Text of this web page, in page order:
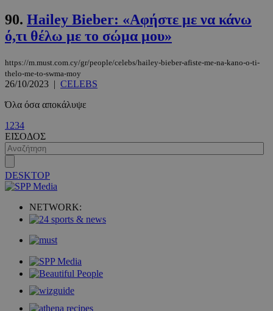
90. Hailey Bieber: «Αφήστε με να κάνω
ό,τι θέλω με το σώμα μου»
https://m.must.com.cy/gr/people/celebs/hailey-bieber-afiste-me-na-kano-o-ti-
thelo-me-to-swma-moy
26/10/2023 | CELEBS
Όλα όσα αποκάλυψε
1 234
ΕΙΣΟΔΟΣ
DESKTOP
NETWORK: